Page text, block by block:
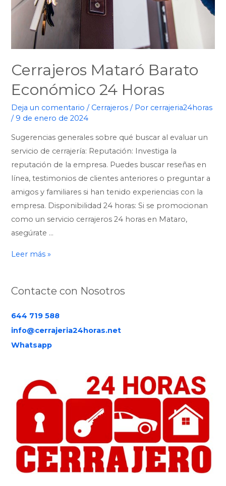
Cerrajeros Mataró Barato
Económico 24 Horas
Deja un comentario / Cerrajeros / Por cerrajeria24horas
/ 9 de enero de 2024
Sugerencias generales sobre qué buscar al evaluar un
servicio de cerrajería: Reputación: Investiga la
reputación de la empresa. Puedes buscar reseñas en
línea, testimonios de clientes anteriores o preguntar a
amigos y familiares si han tenido experiencias con la
empresa. Disponibilidad 24 horas: Si se promocionan
como un servicio cerrajeros 24 horas en Mataro,
asegúrate …
Leer más »
Contacte con Nosotros
644 719 588
info@cerrajeria24horas.net
Whatsapp